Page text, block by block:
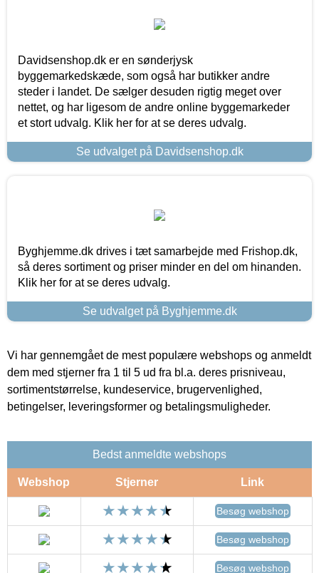
Davidsenshop.dk er en sønderjysk
byggemarkedskæde, som også har butikker andre
steder i landet. De sælger desuden rigtig meget over
nettet, og har ligesom de andre online byggemarkeder
et stort udvalg. Klik her for at se deres udvalg.
Se udvalget på Davidsenshop.dk
Byghjemme.dk drives i tæt samarbejde med Frishop.dk,
så deres sortiment og priser minder en del om hinanden.
Klik her for at se deres udvalg.
Se udvalget på Byghjemme.dk
Vi har gennemgået de mest populære webshops og anmeldt
dem med stjerner fra 1 til 5 ud fra bl.a. deres prisniveau,
sortimentstørrelse, kundeservice, brugervenlighed,
betingelser, leveringsformer og betalingsmuligheder.
Bedst anmeldte webshops
Webshop Stjerner Link
Besøg webshop
Besøg webshop
Besøg webshop